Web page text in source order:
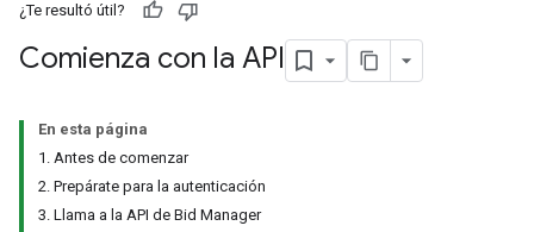
¿Te resultó útil?
Comienza con la API
En esta página
1. Antes de comenzar
2. Prepárate para la autenticación
3. Llama a la API de Bid Manager